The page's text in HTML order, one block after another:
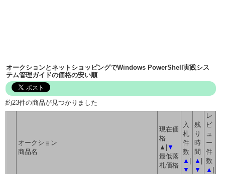
オークションとネットショッピングでWindows PowerShell実践シス
テム管理ガイドの価格の安い順
約23件の商品が見つかりました
オークション
商品名
現在価
格
▲|▼
最低落
札価格
入
札
件
数
▲ |
▼
残
り
時
間
▲ |
▼
レ
ビ
ュ
ー
件
数
▲ |